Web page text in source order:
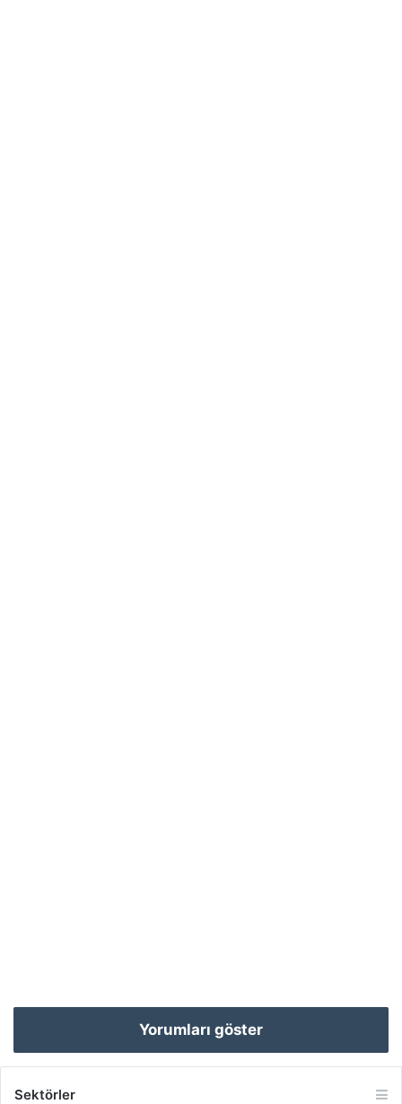
Yorumları göster
Sektörler